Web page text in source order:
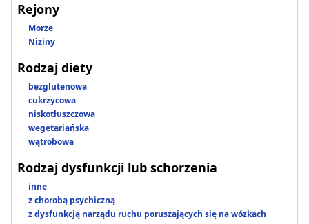
Rejony
Morze
Niziny
Rodzaj diety
bezglutenowa
cukrzycowa
niskotłuszczowa
wegetariańska
wątrobowa
Rodzaj dysfunkcji lub schorzenia
inne
z chorobą psychiczną
z dysfunkcją narządu ruchu poruszających się na wózkach